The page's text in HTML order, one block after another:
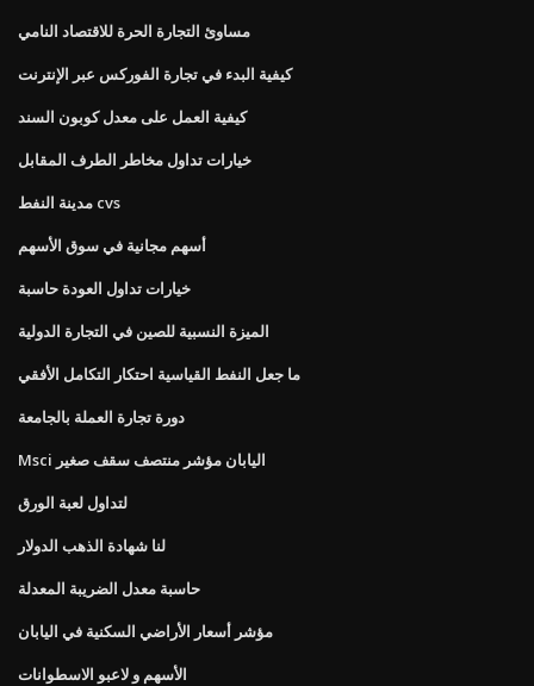
مساوئ التجارة الحرة للاقتصاد النامي
كيفية البدء في تجارة الفوركس عبر الإنترنت
كيفية العمل على معدل كوبون السند
خيارات تداول مخاطر الطرف المقابل
مدينة النفط cvs
أسهم مجانية في سوق الأسهم
خيارات تداول العودة حاسبة
الميزة النسبية للصين في التجارة الدولية
ما جعل النفط القياسية احتكار التكامل الأفقي
دورة تجارة العملة بالجامعة
Msci اليابان مؤشر منتصف سقف صغير
لتداول لعبة الورق
لنا شهادة الذهب الدولار
حاسبة معدل الضريبة المعدلة
مؤشر أسعار الأراضي السكنية في اليابان
الأسهم و لاعبو الاسطوانات